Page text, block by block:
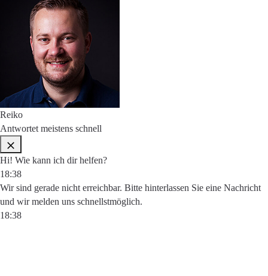
Reiko
Antwortet meistens schnell
Hi! Wie kann ich dir helfen?
18:38
Wir sind gerade nicht erreichbar. Bitte hinterlassen Sie eine Nachricht
und wir melden uns schnellstmöglich.
18:38